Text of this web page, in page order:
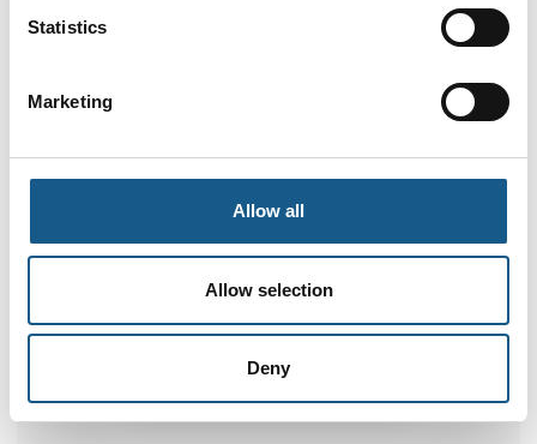
Statistics
Marketing
Allow all
Allow selection
Deny
Dette produkt kan opleves på udstillerens stand på messen